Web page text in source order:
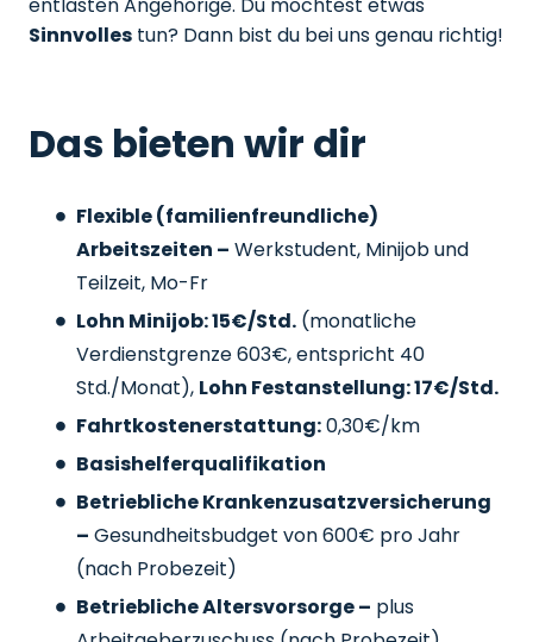
entlasten Angehörige. Du möchtest etwas
Sinnvolles tun? Dann bist du bei uns genau richtig!
Das bieten wir dir
Flexible (familienfreundliche)
Arbeitszeiten – Werkstudent, Minijob und
Teilzeit, Mo-Fr
Lohn Minijob: 15€/Std. (monatliche
Verdienstgrenze 603€, entspricht 40
Std./Monat), Lohn Festanstellung: 17€/Std.
Fahrtkostenerstattung:0,30€/km
Basishelferqualifikation
Betriebliche Krankenzusatzversicherung
– Gesundheitsbudget von 600€ pro Jahr
(nach Probezeit)
Betriebliche Altersvorsorge – plus